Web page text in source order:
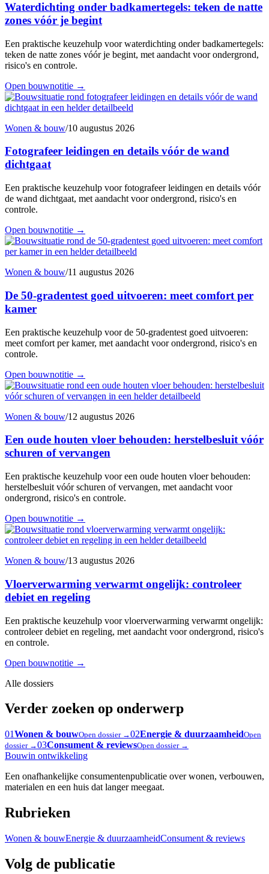
Waterdichting onder badkamertegels: teken de natte
zones vóór je begint
Een praktische keuzehulp voor waterdichting onder badkamertegels:
teken de natte zones vóór je begint, met aandacht voor ondergrond,
risico's en controle.
Open bouwnotitie →
Wonen & bouw/10 augustus 2026
Fotografeer leidingen en details vóór de wand
dichtgaat
Een praktische keuzehulp voor fotografeer leidingen en details vóór
de wand dichtgaat, met aandacht voor ondergrond, risico's en
controle.
Open bouwnotitie →
Wonen & bouw/11 augustus 2026
De 50-gradentest goed uitvoeren: meet comfort per
kamer
Een praktische keuzehulp voor de 50-gradentest goed uitvoeren:
meet comfort per kamer, met aandacht voor ondergrond, risico's en
controle.
Open bouwnotitie →
Wonen & bouw/12 augustus 2026
Een oude houten vloer behouden: herstelbesluit vóór
schuren of vervangen
Een praktische keuzehulp voor een oude houten vloer behouden:
herstelbesluit vóór schuren of vervangen, met aandacht voor
ondergrond, risico's en controle.
Open bouwnotitie →
Wonen & bouw/13 augustus 2026
Vloerverwarming verwarmt ongelijk: controleer
debiet en regeling
Een praktische keuzehulp voor vloerverwarming verwarmt ongelijk:
controleer debiet en regeling, met aandacht voor ondergrond, risico's
en controle.
Open bouwnotitie →
Alle dossiers
Verder zoeken op onderwerp
01Wonen & bouwOpen dossier →02Energie & duurzaamheidOpen
dossier →03Consument & reviewsOpen dossier →
Bouwin ontwikkeling
Een onafhankelijke consumentenpublicatie over wonen, verbouwen,
materialen en een huis dat langer meegaat.
Rubrieken
Wonen & bouwEnergie & duurzaamheidConsument & reviews
Volg de publicatie